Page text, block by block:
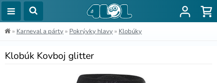
» Karneval a párty » Pokrývky hlavy » Klobúky
Klobúk Kovboj glitter